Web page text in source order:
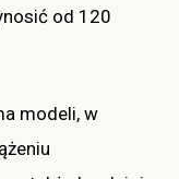
od 120
modeli, w